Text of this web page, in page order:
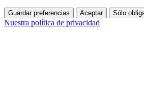
Guardar preferencias Aceptar Sólo
Nuestra política de privacidad